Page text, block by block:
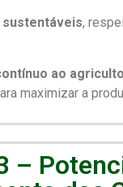
,
ao
maximizar a
–